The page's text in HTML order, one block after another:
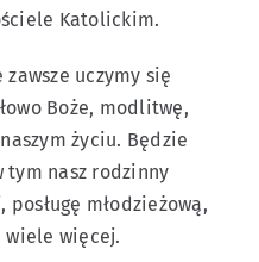
Katolickim.
zawsze uczymy się
Boże, modlitwę,
życiu. Będzie
tym nasz rodzinny
młodzieżową,
wiele więcej.